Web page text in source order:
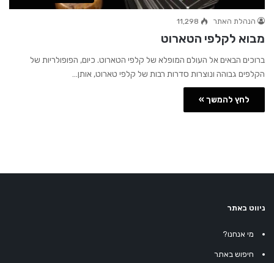
הנהלת האתר 11,298
מבוא לקלפי הטארוט
ברוכים הבאים אל העולם המופלא של קלפי הטארוט. כיום, הפופולריות של
הקלפים גבוהה ונוצרות סדרות רבות של קלפי טארוט, אותן…
לחץ להמשך »
ניווט באתר
מי אנחנו?
חיפוש באתר